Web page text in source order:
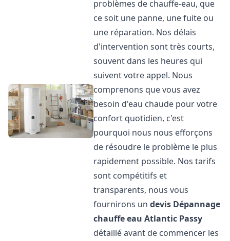
problèmes de chauffe-eau, que
ce soit une panne, une fuite ou
une réparation. Nos délais
d'intervention sont très courts,
souvent dans les heures qui
suivent votre appel. Nous
comprenons que vous avez
besoin d'eau chaude pour votre
confort quotidien, c'est
pourquoi nous nous efforçons
de résoudre le problème le plus
rapidement possible. Nos tarifs
sont compétitifs et
transparents, nous vous
fournirons undevis Dépannage
chauffe eau Atlantic Passy
détaillé avant de commencer les